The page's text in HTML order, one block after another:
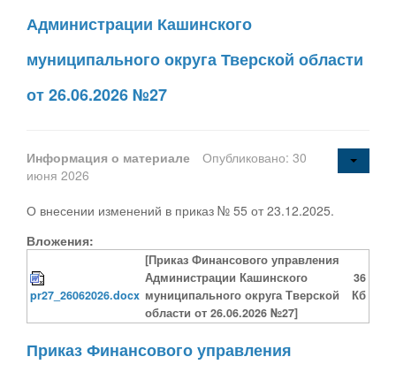
Администрации Кашинского
муниципального округа Тверской области
от 26.06.2026 №27
Информация о материале
Опубликовано: 30
июня 2026
О внесении изменений в приказ № 55 от 23.12.2025.
Вложения:
pr27_26062026.docx
[Приказ Финансового управления
Администрации Кашинского
муниципального округа Тверской
области от 26.06.2026 №27]
36
Кб
Приказ Финансового управления